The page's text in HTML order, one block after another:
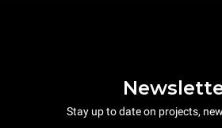
Stay up to date on projects,